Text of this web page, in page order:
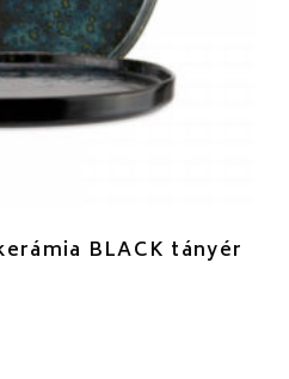
BLACK tányér